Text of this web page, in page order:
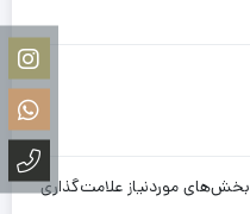
بخش‌های موردنیاز علامت‌گذاری